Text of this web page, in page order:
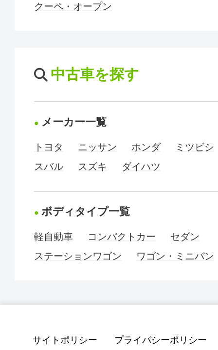
クーペ・オープン
中古車を探す
メーカー一覧
トヨタ ニッサン ホンダ
ミツビシ
スバル
スズキ ダイハツ
ボディタイプ一覧
軽自動車 コンパクトカー
セダン
ステーションワゴン
ワゴン・ミニバン
サイトポリシー プライバシーポリシー